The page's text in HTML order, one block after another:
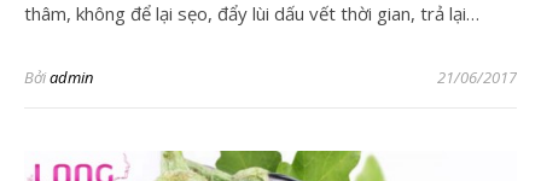
thâm, không để lại sẹo, đẩy lùi dấu vết thời gian, trả lại…
Bởiadmin 21/06/2017